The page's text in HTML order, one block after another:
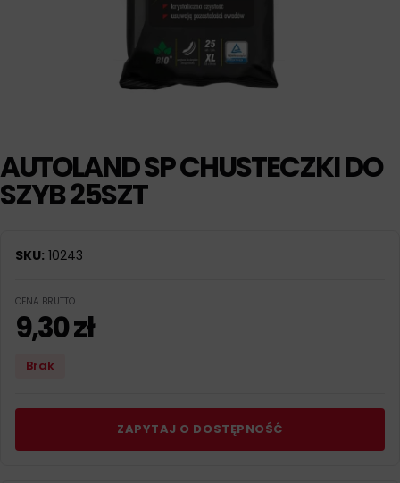
AUTOLAND SP CHUSTECZKI DO
SZYB 25SZT
SKU: 10243
CENA BRUTTO
9,30zł
Brak
ZAPYTAJ O DOSTĘPNOŚĆ